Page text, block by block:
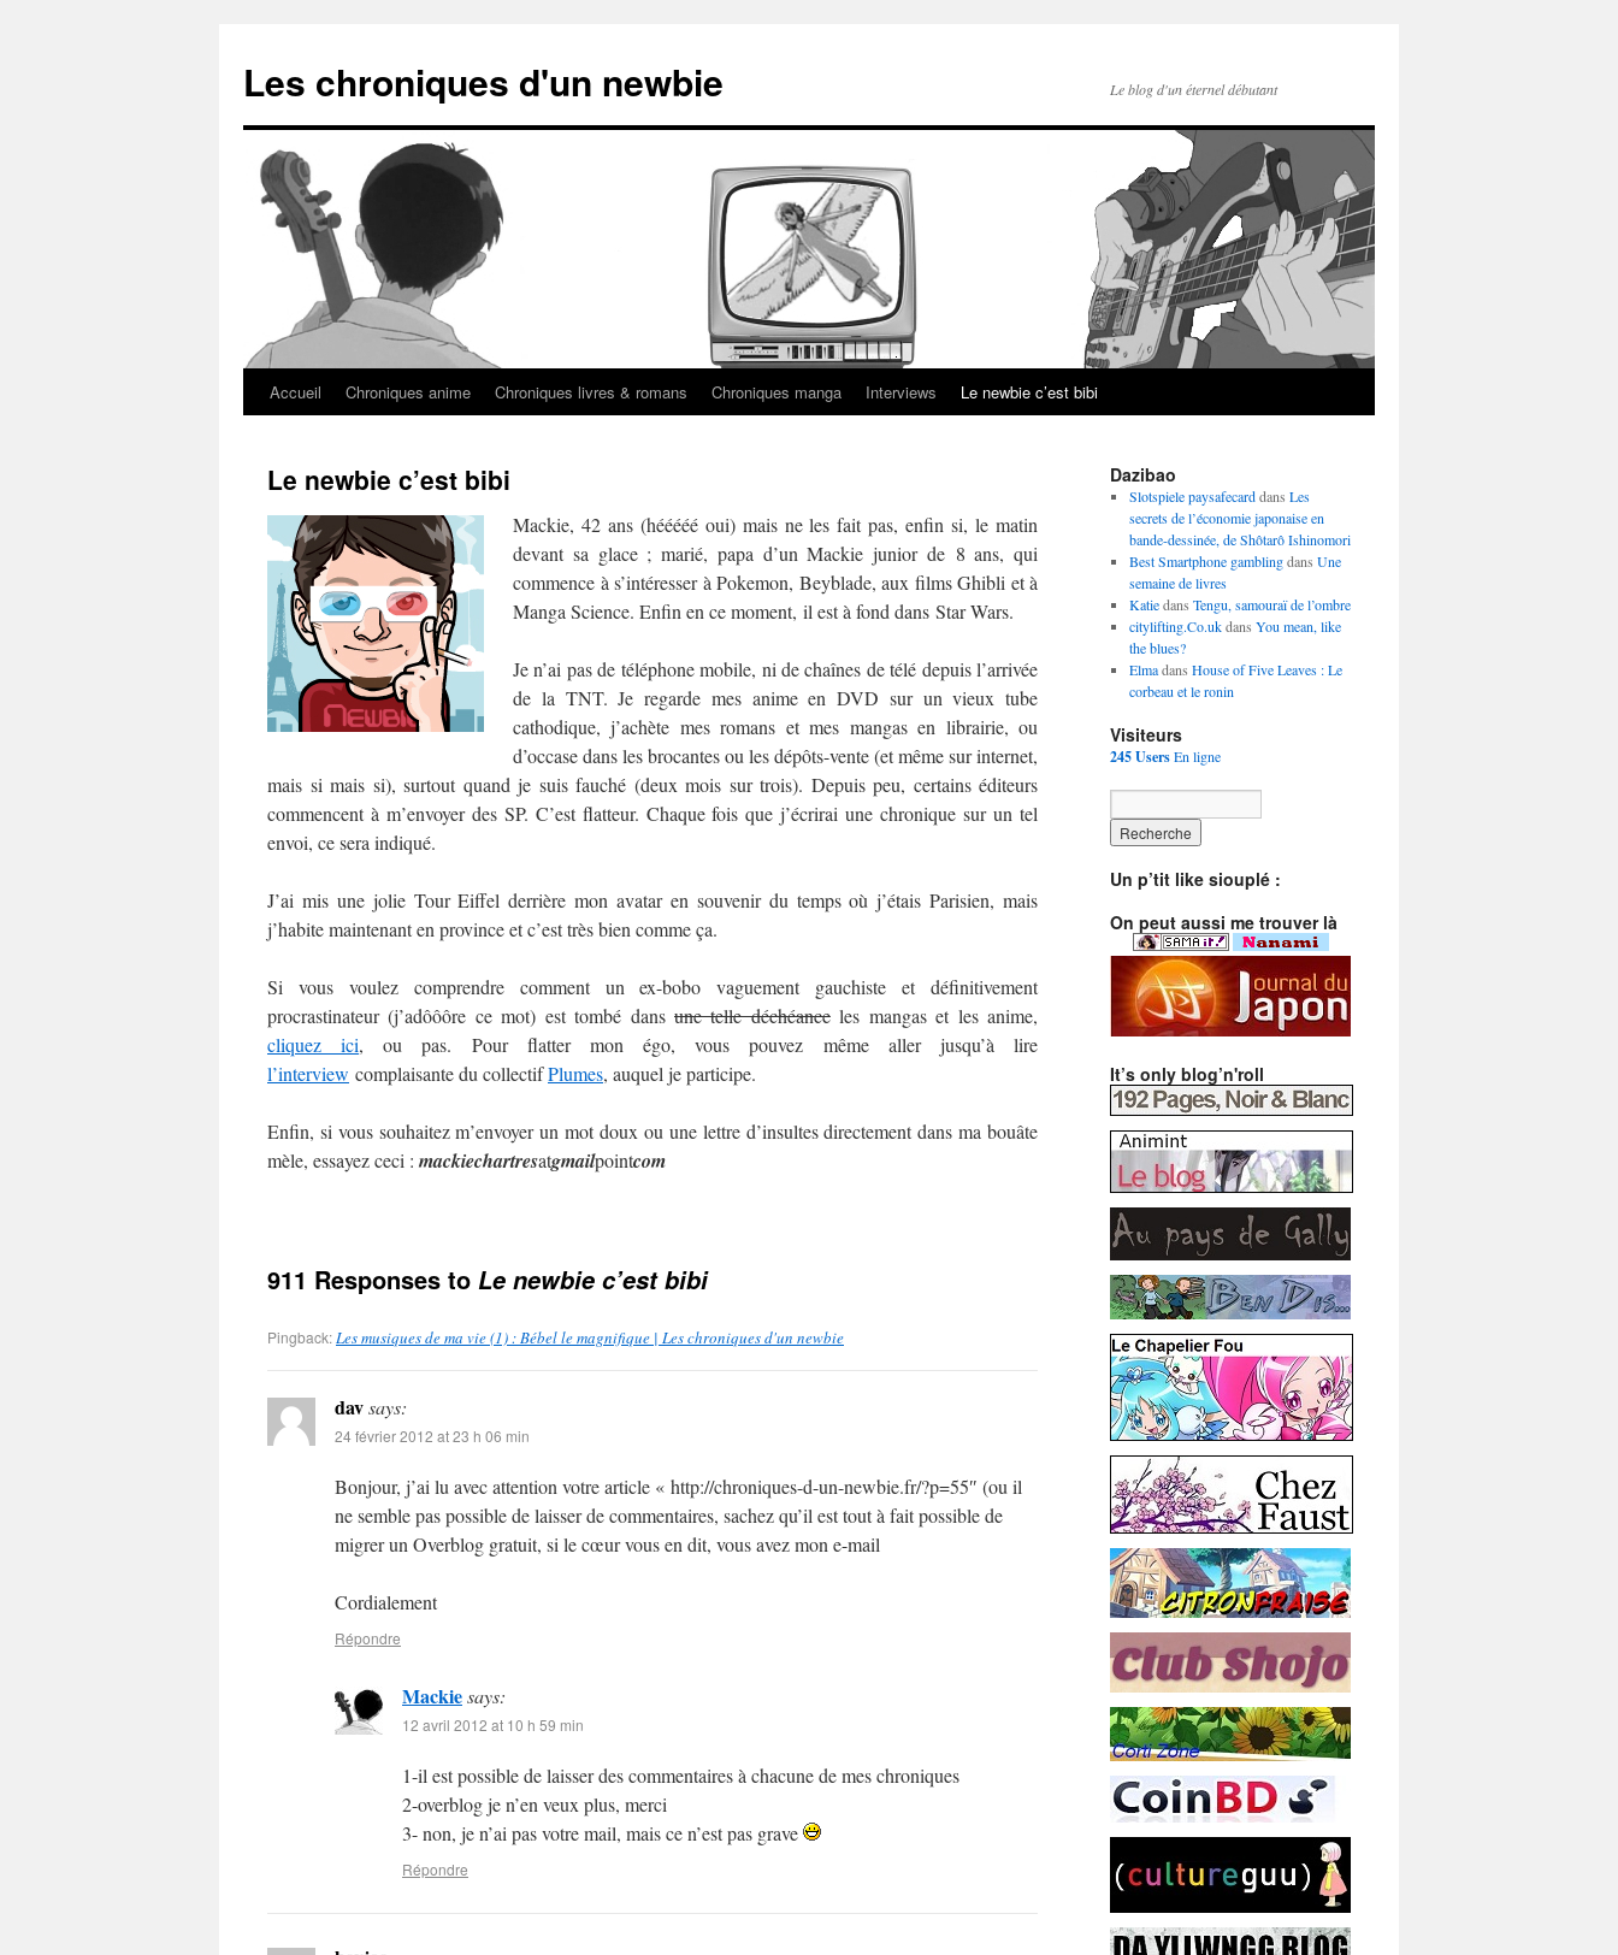
Les chroniques d'un newbie Le blog d'un éternel débutant
Accueil Chroniques anime Chroniques livres & romans Chroniques manga Interviews Le newbie c’est bibi
Le newbie c’est bibi
Mackie, 42 ans (hééééé oui) mais ne les fait pas, enfin si, le matin
devant sa glace ; marié, papa d’un Mackie junior de 8 ans, qui
commence à s’intéresser à Pokemon, Beyblade, aux films Ghibli et à
Manga Science. Enfin en ce moment, il est à fond dans Star Wars.
Je n’ai pas de téléphone mobile, ni de chaînes de télé depuis l’arrivée
de la TNT. Je regarde mes anime en DVD sur un vieux tube
cathodique, j’achète mes romans et mes mangas en librairie, ou
d’occase dans les brocantes ou les dépôts-vente (et même sur internet,
mais si mais si), surtout quand je suis fauché (deux mois sur trois). Depuis peu, certains éditeurs
commencent à m’envoyer des SP. C’est flatteur. Chaque fois que j’écrirai une chronique sur un tel
envoi, ce sera indiqué.
J’ai mis une jolie Tour Eiffel derrière mon avatar en souvenir du temps où j’étais Parisien, mais
j’habite maintenant en province et c’est très bien comme ça.
Si vous voulez comprendre comment un ex-bobo vaguement gauchiste et définitivement
procrastinateur (j’adôôôre ce mot) est tombé dans une telle déchéanceles mangas et les anime,
cliquez ici, ou pas. Pour flatter mon égo, vous pouvez même aller jusqu’à lire
l’interview complaisante du collectifPlumes, auquel je participe.
Enfin, si vous souhaitez m’envoyer un mot doux ou une lettre d’insultes directement dans ma bouâte
mèle, essayez ceci : mackiechartresatgmailpointcom
911 Responses to Le newbie c’est bibi
Pingback:Les musiques de ma vie (1) : Bébel le magnifique | Les chroniques d'un newbie
davsays:
24 février 2012 at 23 h 06 min
Bonjour, j’ai lu avec attention votre article « http://chroniques-d-un-newbie.fr/?p=55″ (ou il
ne semble pas possible de laisser de commentaires, sachez qu’il est tout à fait possible de
migrer un Overblog gratuit, si le cœur vous en dit, vous avez mon e-mail
Cordialement
Répondre
Mackiesays:
12 avril 2012 at 10 h 59 min
1-il est possible de laisser des commentaires à chacune de mes chroniques
2-overblog je n’en veux plus, merci
3- non, je n’ai pas votre mail, mais ce n’est pas grave
Répondre
Dazibao
Slotspiele paysafecarddans Les
secrets de l’économie japonaise en
bande-dessinée, de Shôtarô Ishinomori
Best Smartphone gamblingdans Une
semaine de livres
Katiedans Tengu, samouraï de l’ombre
citylifting.Co.ukdans You mean, like
the blues?
Elmadans House of Five Leaves : Le
corbeau et le ronin
Visiteurs
245 UsersEn ligne
Un p’tit like siouplé :
On peut aussi me trouver là
It’s only blog’n'roll